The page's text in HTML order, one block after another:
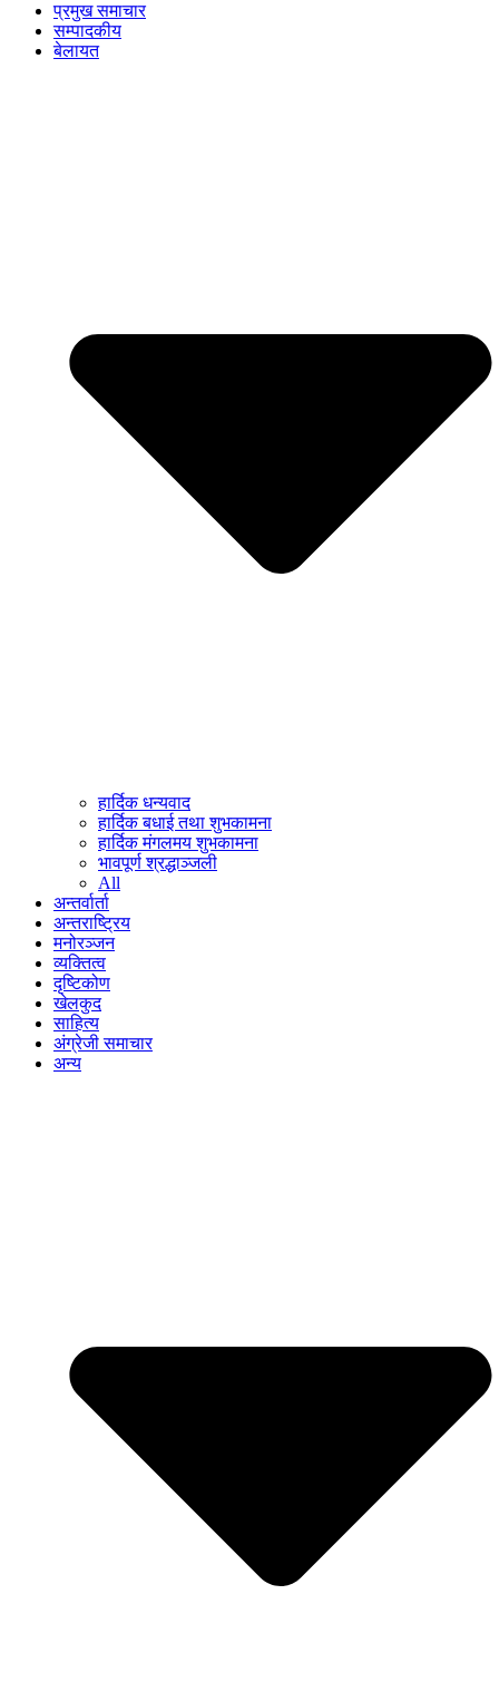
प्रमुख समाचार
सम्पादकीय
बेलायत
हार्दिक धन्यवाद
हार्दिक बधाई तथा शुभकामना
हार्दिक मंगलमय शुभकामना
भावपूर्ण श्रद्धाञ्जली
All
अन्तर्वार्ता
अन्तराष्ट्रिय
मनोरञ्जन
व्यक्तित्व
दृष्टिकोण
खेलकुद
साहित्य
अंग्रेजी समाचार
अन्य